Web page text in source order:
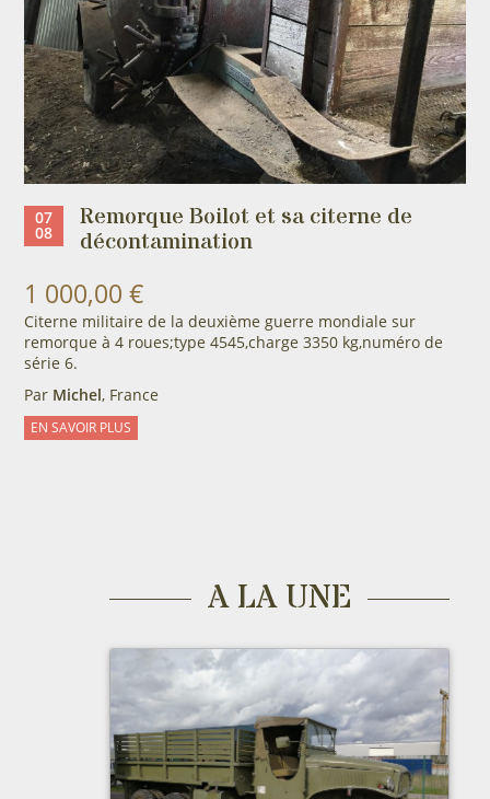
07
08 Remorque Boilot et sa citerne de
décontamination
1 000,00 €
Citerne militaire de la deuxième guerre mondiale sur
remorque à 4 roues;type 4545,charge 3350 kg,numéro de
série 6.
Par Michel, France
EN SAVOIR PLUS
A LA UNE